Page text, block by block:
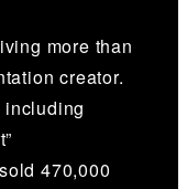
more than
creator.
including
470,000